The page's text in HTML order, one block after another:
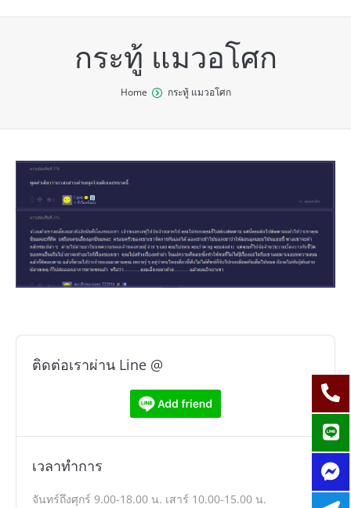
กระทู้ แมวอโศก
Home กระทู้ แมวอโศก
ติดต่อเราผ่าน Line @
เวลาทำการ
จันทร์ถึงศุกร์ 9.00-18.00 น. เสาร์ 10.00-15.00 น.